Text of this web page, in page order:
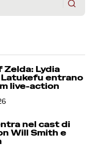
Zelda: Lydia
Latukefu entrano
live-action
nel cast di
Will Smith e